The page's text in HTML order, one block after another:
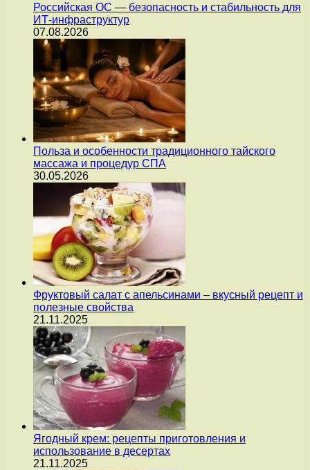
Российская ОС — безопасность и стабильность для
ИТ-инфраструктур
07.08.2026
Польза и особенности традиционного тайского
массажа и процедур СПА
30.05.2026
Фруктовый салат с апельсинами – вкусный рецепт и
полезные свойства
21.11.2025
Ягодный крем: рецепты приготовления и
использование в десертах
21.11.2025